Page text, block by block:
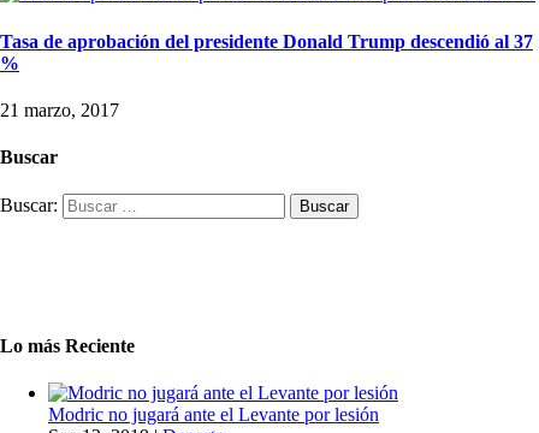
Tasa de aprobación del presidente Donald Trump descendió al 37
%
21 marzo, 2017
Buscar
Buscar:
Lo más Reciente
Modric no jugará ante el Levante por lesión